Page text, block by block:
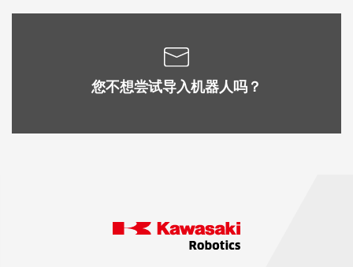
您不想尝试导入机器人吗？